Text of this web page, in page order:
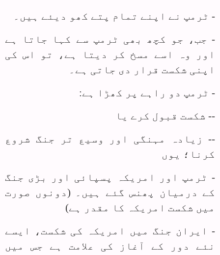
- ٹرمپ نے اپنے تمام پتے کھو دیئے ہیں۔
- جب، جو کچھ بھی ٹرمپ سے کہا جاتا ہے
اور وہ اسے مسخ کر دیتا ہے، تو اس کی
اپنی شکست قرار دی جاتی ہے۔
- ٹرمپ دو راہے پر کھڑا ہے:
-- شکست قبول کرے یا
-- زیادہ مہنگی اور وسیع تر جنگ شروع
کرنا؛ یوں
- ٹرمپ اور امریکہ پسپائی اور بڑی جنگ
کے درمیان پھنس گئے ہیں۔ (دونوں صورت
میں شکست امریکہ کا مقدر ہے)
- ایران جنگ میں امریکہ کی شکست، ایسے
نئے دور کے آغاز کی علامت ہے جس میں